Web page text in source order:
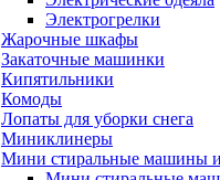
Электрогрелки
Жарочные шкафы
Закаточные машинки
Кипятильники
Комоды
Лопаты для уборки снега
Миниклинеры
Мини стиральные машины